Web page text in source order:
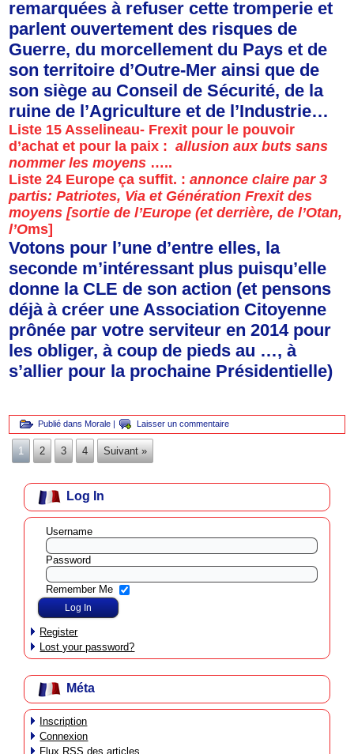
remarquées à refuser cette tromperie et
parlent ouvertement des risques de
Guerre, du morcellement du Pays et de
son territoire d’Outre-Mer ainsi que de
son siège au Conseil de Sécurité, de la
ruine de l’Agriculture et de l’Industrie…
Liste 15 Asselineau- Frexit pour le pouvoir
d’achat et pour la paix :allusion aux buts sans
nommer les moyens …..
Liste 24 Europe ça suffit. :annonce claire par 3
partis: Patriotes, Via et Génération Frexit des
moyens [sortie de l’Europe (et derrière, de l’Otan,
l’Oms]
Votons pour l’une d’entre elles, la
seconde m’intéressant plus puisqu’elle
donne la CLE de son action (et pensons
déjà à créer une Association Citoyenne
prônée par votre serviteur en 2014 pour
les obliger, à coup de pieds au …, à
s’allier pour la prochaine Présidentielle)
Publié dans Morale Laisser un commentaire
1 2 3 4 Suivant »
Log In
Username
Password
Remember Me
Register
Lost your password?
Méta
Inscription
Connexion
Flux RSS des articles